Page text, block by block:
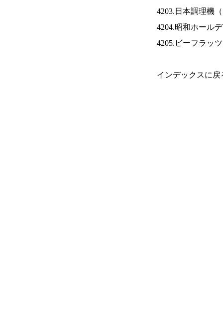
4203.日本調理機（
4204.昭和ホール
4205.ビーフラッ
インデックスに戻